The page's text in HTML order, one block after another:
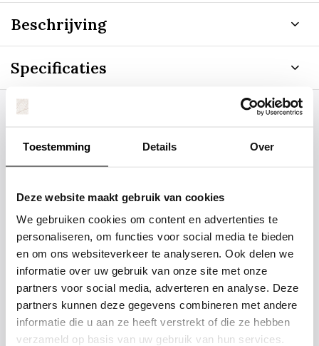
Toestemming Details Over
Deze website maakt gebruik van cookies
We gebruiken cookies om content en advertenties te
personaliseren, om functies voor social media te bieden
en om ons websiteverkeer te analyseren. Ook delen we
informatie over uw gebruik van onze site met onze
partners voor social media, adverteren en analyse. Deze
partners kunnen deze gegevens combineren met andere
informatie die u aan ze heeft verstrekt of die ze hebben
verzameld op basis van uw gebruik van hun services.
Beschrijving
Specificaties
Staat uw plantsoort of maat er niet
tussen? Laat het ons weten, dan
gaan we voor u kijken. Stuur ons
vorm. Wilt u weten hoe uw plant of
boom er ongeveer eruit ziet? We
kunnen u een foto sturen.
info@tuinplantenbezorgd.nl
06 45 601 508 (tijdelijk niet bereikbaar)